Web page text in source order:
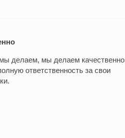
делаем, мы делаем качественно
ответственность за свои